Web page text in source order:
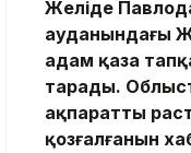
Желіде
ауданындағы
адам қаза
тарады.
ақпаратты
қозғалғанын